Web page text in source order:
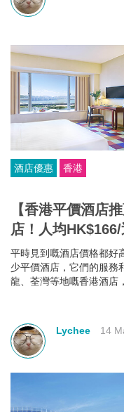
酒店優惠 香港
【香港平價酒店
店！人均
平時見到嘅酒店價格都好
少平價酒店，它們的服務
龍、荃灣等地嘅香港酒店
Lychee
14